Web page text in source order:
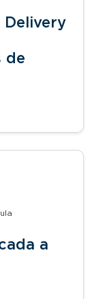
Delivery
de
a